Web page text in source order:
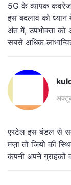
5G के व्यापक
इस बदलाव को ध्यान
अंत में, उपभोक्ता
सबसे अधिक
एरटेल इस बंडल से
मज़ा तो जियो की
कंपनी अपने ग्राहकों